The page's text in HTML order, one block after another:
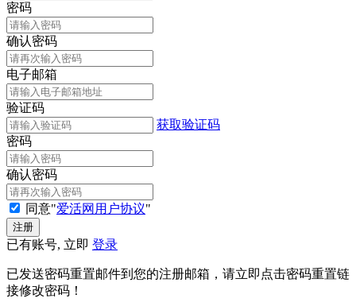
密码
确认密码
电子邮箱
验证码
获取验证码
密码
确认密码
同意"爱活网用户协议"
已有账号, 立即 登录
已发送密码重置邮件到您的注册邮箱，请立即点击密码重置链
接修改密码！